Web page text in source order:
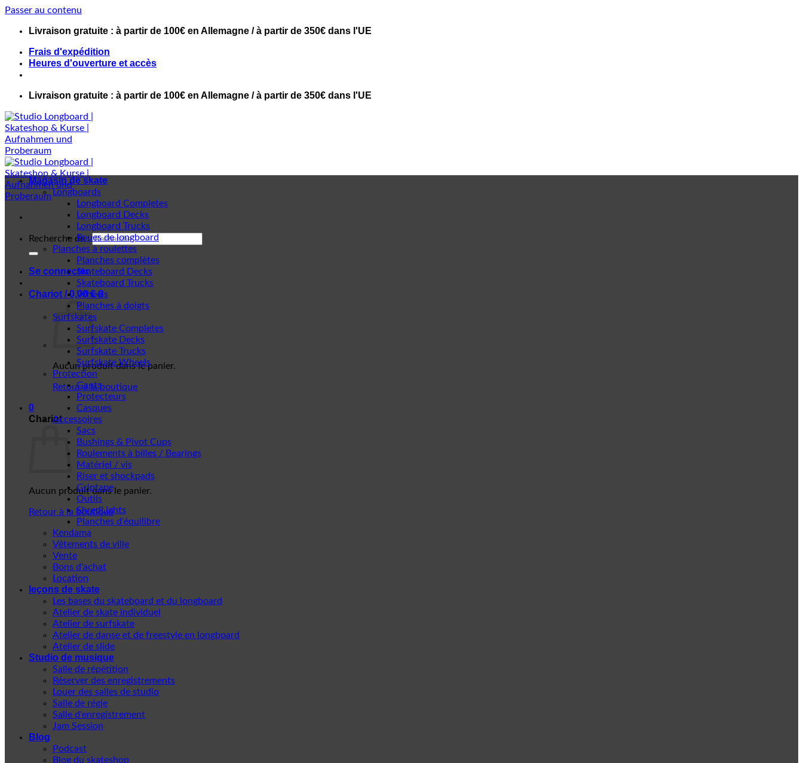
Passer au contenu
Livraison gratuite : à partir de 100€ en Allemagne / à partir de 350€ dans l'UE
Frais d'expédition
Heures d'ouverture et accès
Livraison gratuite : à partir de 100€ en Allemagne / à partir de 350€ dans l'UE
Recherche de :
Se connecter
Chariot /0,00€ 0
Aucun produit dans le panier.
Retour à la boutique
0
Chariot
Aucun produit dans le panier.
Retour à la boutique
Magasin de skate
Longboards
Longboard Completes
Longboard Decks
Longboard Trucks
Roues de longboard
Planches à roulettes
Planches complètes
Skateboard Decks
Skateboard Trucks
Wheels
Planches à doigts
Surfskates
Surfskate Completes
Surfskate Decks
Surfskate Trucks
Surfskate Wheels
Protection
Gants
Protecteurs
Casques
Accessoires
Sacs
Bushings & Pivot Cups
Roulements à billes / Bearings
Matériel / vis
Riser et shockpads
Griptape
Outils
ShredLights
Planches d'équilibre
Kendama
Vêtements de ville
Vente
Bons d'achat
Location
leçons de skate
Les bases du skateboard et du longboard
Atelier de skate individuel
Atelier de surfskate
Atelier de danse et de freestyle en longboard
Atelier de slide
Studio de musique
Salle de répétition
Réserver des enregistrements
Louer des salles de studio
Salle de régie
Salle d'enregistrement
Jam Session
Blog
Podcast
Blog du skateshop